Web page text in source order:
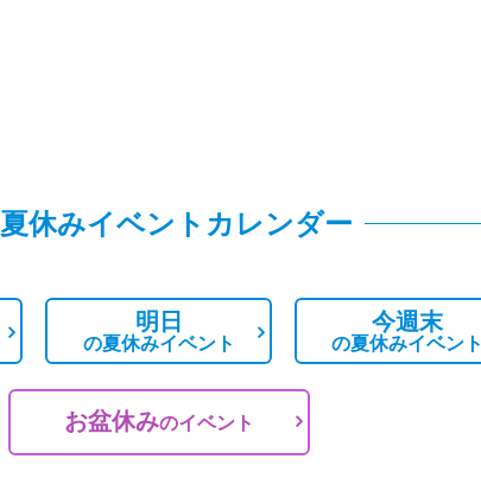
夏休みイベントカレンダー
明日
の夏休みイベント
今週末
の夏休みイベント
お盆休みのイベント